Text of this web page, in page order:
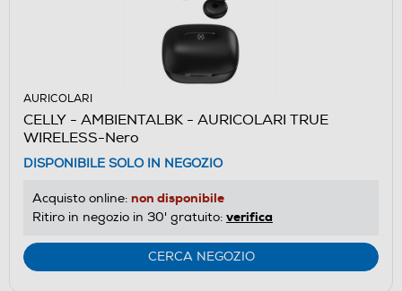
AURICOLARI
CELLY - AMBIENTALBK - AURICOLARI TRUE
WIRELESS-Nero
DISPONIBILE SOLO IN NEGOZIO
Acquisto online: non disponibile
Ritiro in negozio in 30' gratuito: verifica
CERCA NEGOZIO